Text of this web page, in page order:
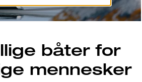
båter for
mennesker